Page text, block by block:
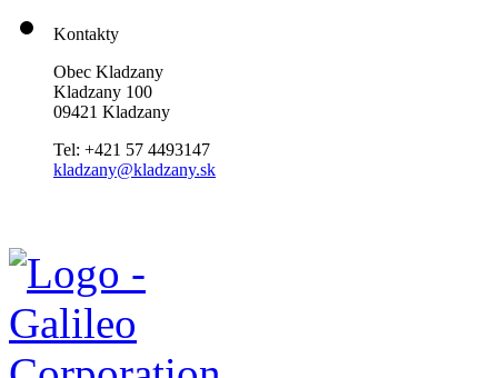
Kontakty
Obec Kladzany
Kladzany 100
09421 Kladzany
Tel: +421 57 4493147
kladzany@kladzany.sk